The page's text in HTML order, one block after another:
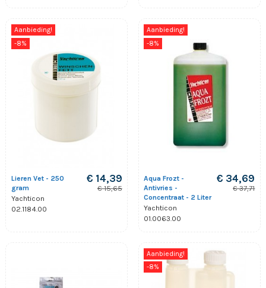
Aanbieding!
-8%
Lieren Vet - 250
gram
Yachticon
02.1184.00
€ 14,39
€ 15,65
Aanbieding!
-8%
Aqua Frozt -
Antivries -
Concentraat - 2 Liter
Yachticon
01.0063.00
€ 34,69
€ 37,71
Aanbieding!
-8%